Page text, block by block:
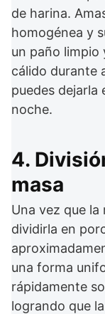
de harina.
homogénea y
un paño limpio
cálido durante
puedes dejarla
noche.
4.
masa
Una vez que
dividirla en
una forma
rápidamente
logrando que